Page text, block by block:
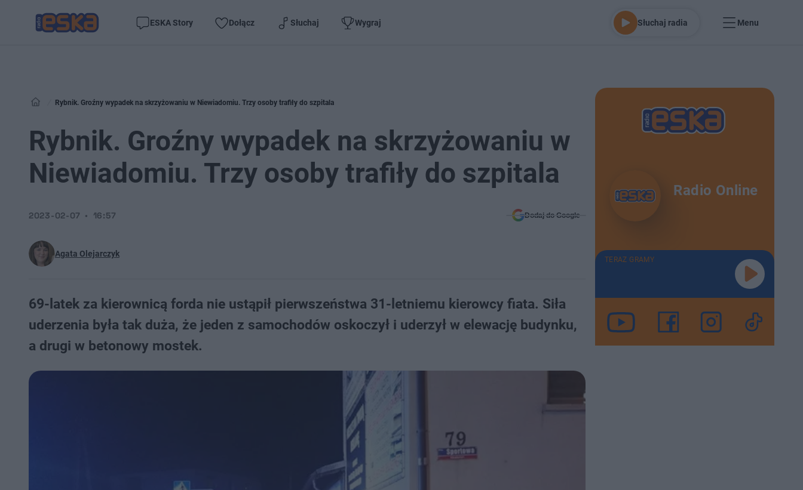
ESKA Story Dołącz Słuchaj Wygraj Słuchaj radia Menu
Rybnik. Groźny wypadek na skrzyżowaniu w Niewiadomiu. Trzy osoby trafiły do szpitala
Rybnik. Groźny wypadek na skrzyżowaniu w
Niewiadomiu. Trzy osoby trafiły do szpitala
Agata Olejarczyk
2023-02-07 16:57 Dodaj do Google
69-latek za kierownicą forda nie ustąpił pierwszeństwa 31-letniemu kierowcy fiata. Siła
uderzenia była tak duża, że jeden z samochodów oskoczył i uderzył w elewację budynku,
a drugi w betonowy mostek.
Radio Online
TERAZ GRAMY